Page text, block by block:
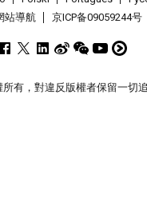
站導航 京ICP备09059244号
有，對違反版權者保留一切追